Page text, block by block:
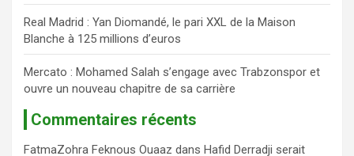
Real Madrid : Yan Diomandé, le pari XXL de la Maison
Blanche à 125 millions d’euros
Mercato : Mohamed Salah s’engage avec Trabzonspor et
ouvre un nouveau chapitre de sa carrière
Commentaires récents
FatmaZohra Feknous Ouaaz dans Hafid Derradji serait